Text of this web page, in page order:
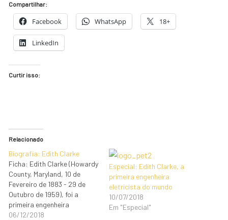
Compartilhar:
Facebook WhatsApp 18+
LinkedIn
Curtir isso:
Relacionado
Biografia: Edith Clarke
Ficha: Edith Clarke (Howardy
County, Maryland, 10 de
Fevereiro de 1883 - 29 de
Outubro de 1959), foi a
primeira engenheira
eletricista mulher e a
06/12/2018
Especial: Edith Clarke, a
primeira engenheira
eletricista do mundo
10/07/2018
Em "Especial"